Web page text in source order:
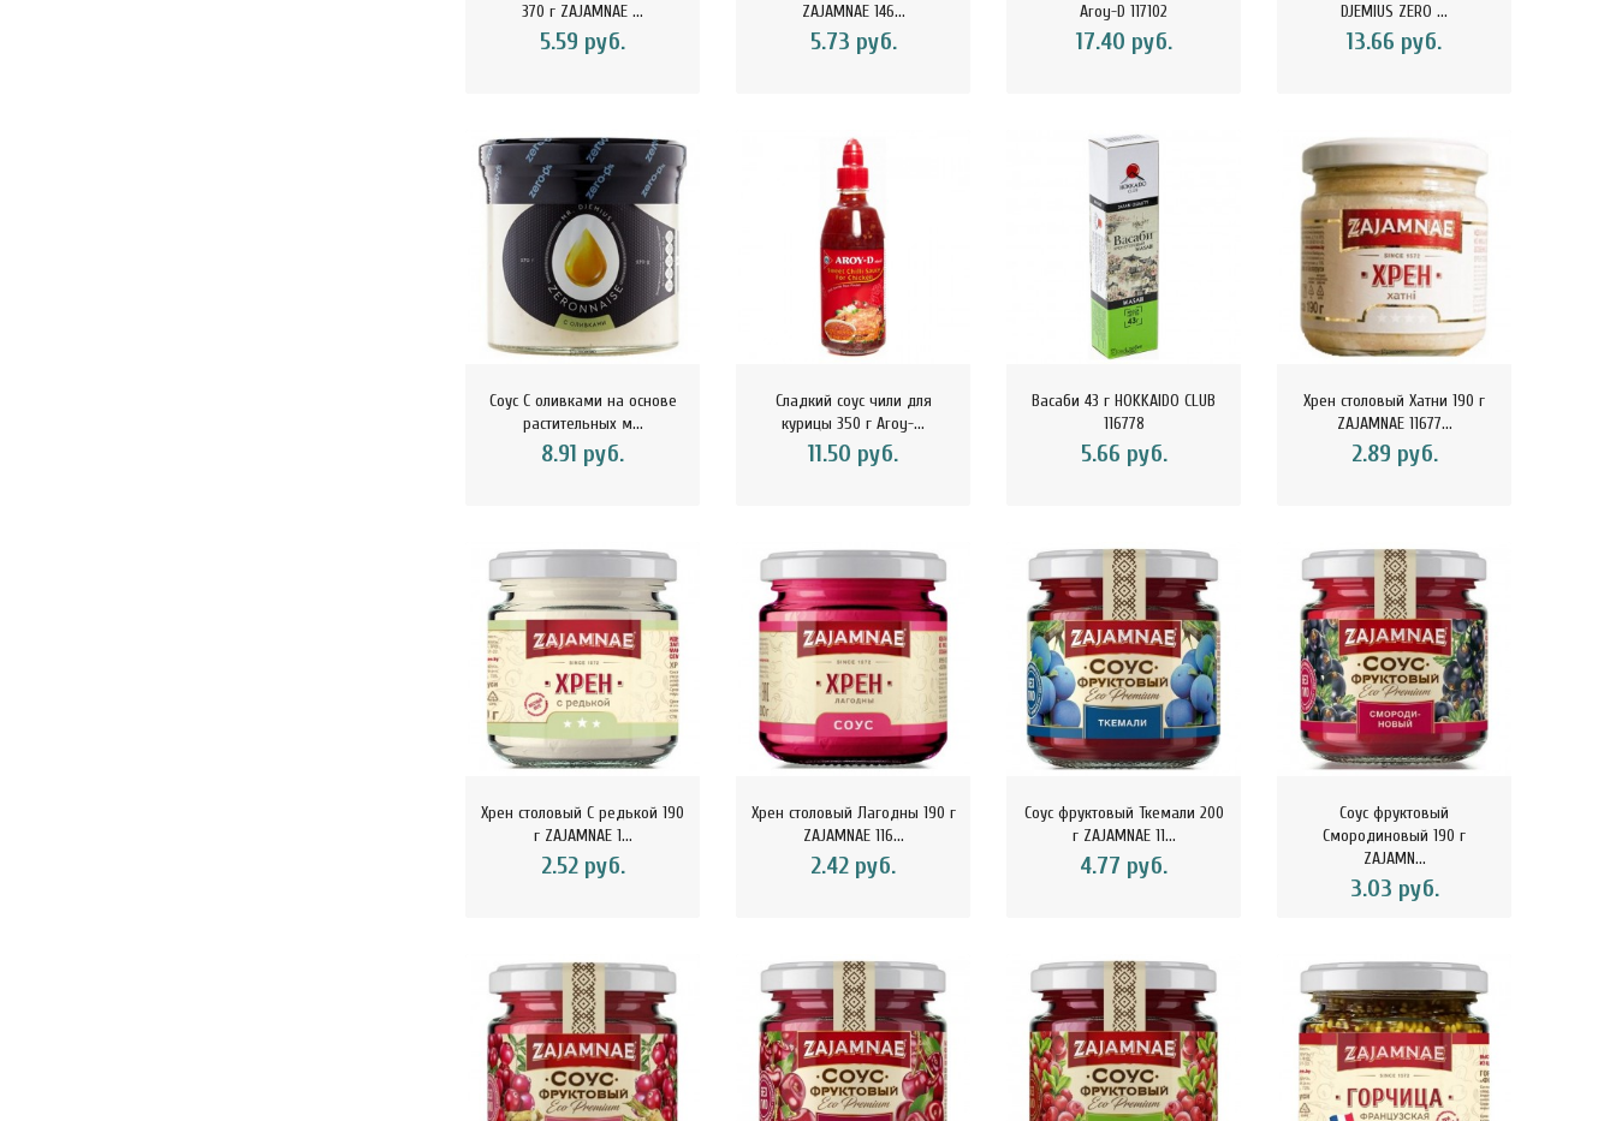
370 г ZAJAMNAE ...
5.59 руб.
ZAJAMNAE 146...
5.73 руб.
Aroy-D 117102
17.40 руб.
DJEMIUS ZERO ...
13.66 руб.
Соус С оливками на основе
растительных м...
8.91 руб.
Сладкий соус чили для
курицы 350 г Aroy-...
11.50 руб.
Васаби 43 г HOKKAIDO CLUB
116778
5.66 руб.
Хрен столовый Хатни 190 г
ZAJAMNAE 11677...
2.89 руб.
Хрен столовый С редькой 190
г ZAJAMNAE 1...
2.52 руб.
Хрен столовый Лагодны 190 г
ZAJAMNAE 116...
2.42 руб.
Соус фруктовый Ткемали 200
г ZAJAMNAE 11...
4.77 руб.
Соус фруктовый
Смородиновый 190 г
ZAJAMN...
3.03 руб.